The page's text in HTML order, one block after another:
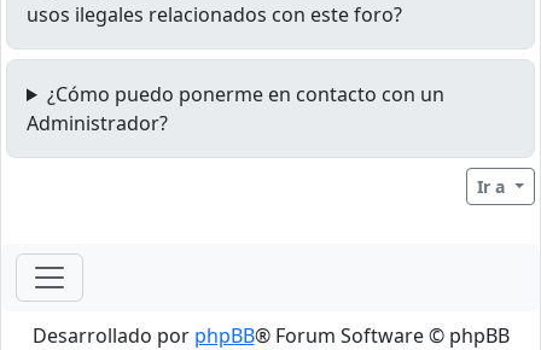
usos ilegales relacionados con este foro?
¿Cómo puedo ponerme en contacto con un
Administrador?
Ir a
Desarrollado por phpBB® Forum Software © phpBB